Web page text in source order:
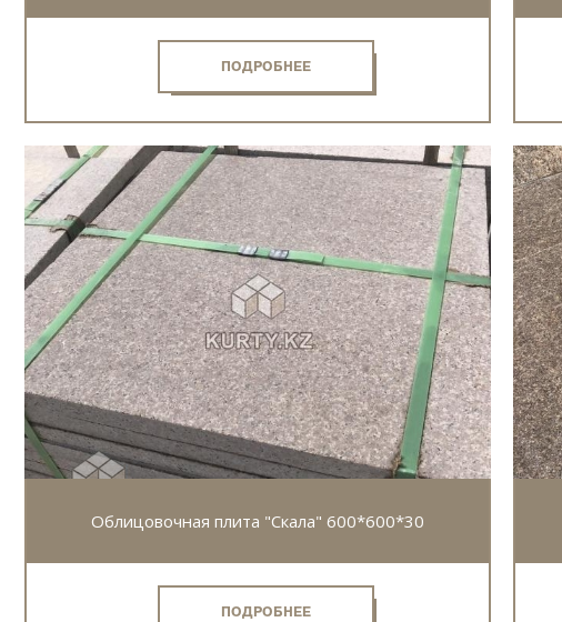
ПОДРОБНЕЕ
Облицовочная плита "Скала" 600*600*30
ПОДРОБНЕЕ